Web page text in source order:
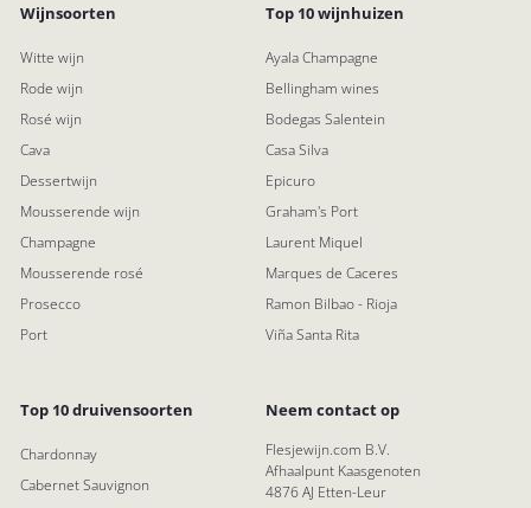
Wijnsoorten
Witte wijn
Rode wijn
Rosé wijn
Cava
Dessertwijn
Mousserende wijn
Champagne
Mousserende rosé
Prosecco
Port
Top 10 wijnhuizen
Ayala Champagne
Bellingham wines
Bodegas Salentein
Casa Silva
Epicuro
Graham's Port
Laurent Miquel
Marques de Caceres
Ramon Bilbao - Rioja
Viña Santa Rita
Top 10 druivensoorten
Chardonnay
Cabernet Sauvignon
Neem contact op
Flesjewijn.com B.V.
Afhaalpunt Kaasgenoten
4876 AJ Etten-Leur